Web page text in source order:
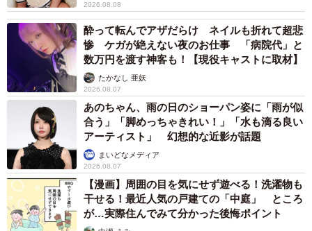
2026.08.08
酔って転んでアザだらけ ネイルも折れて超悲
惨 ケガが絶えない夜のお仕事 「病院代」と
数万円を渡す神客も！【現役キャストに取材】
たかなし 亜妖
2026.08.07
あのちゃん、雨の日のショーパン姿に「雨が似
合う」「脚めっちゃきれい！」「水も滴る良い
アーティスト」 幻想的な近影が話題
まいどなメディア
2026.08.07
【漫画】周囲の目を気にせず遊べる！洗濯物も
干せる！最近人気の戸建ての「中庭」 ところ
が…実際住んでみて分かった後悔ポイント